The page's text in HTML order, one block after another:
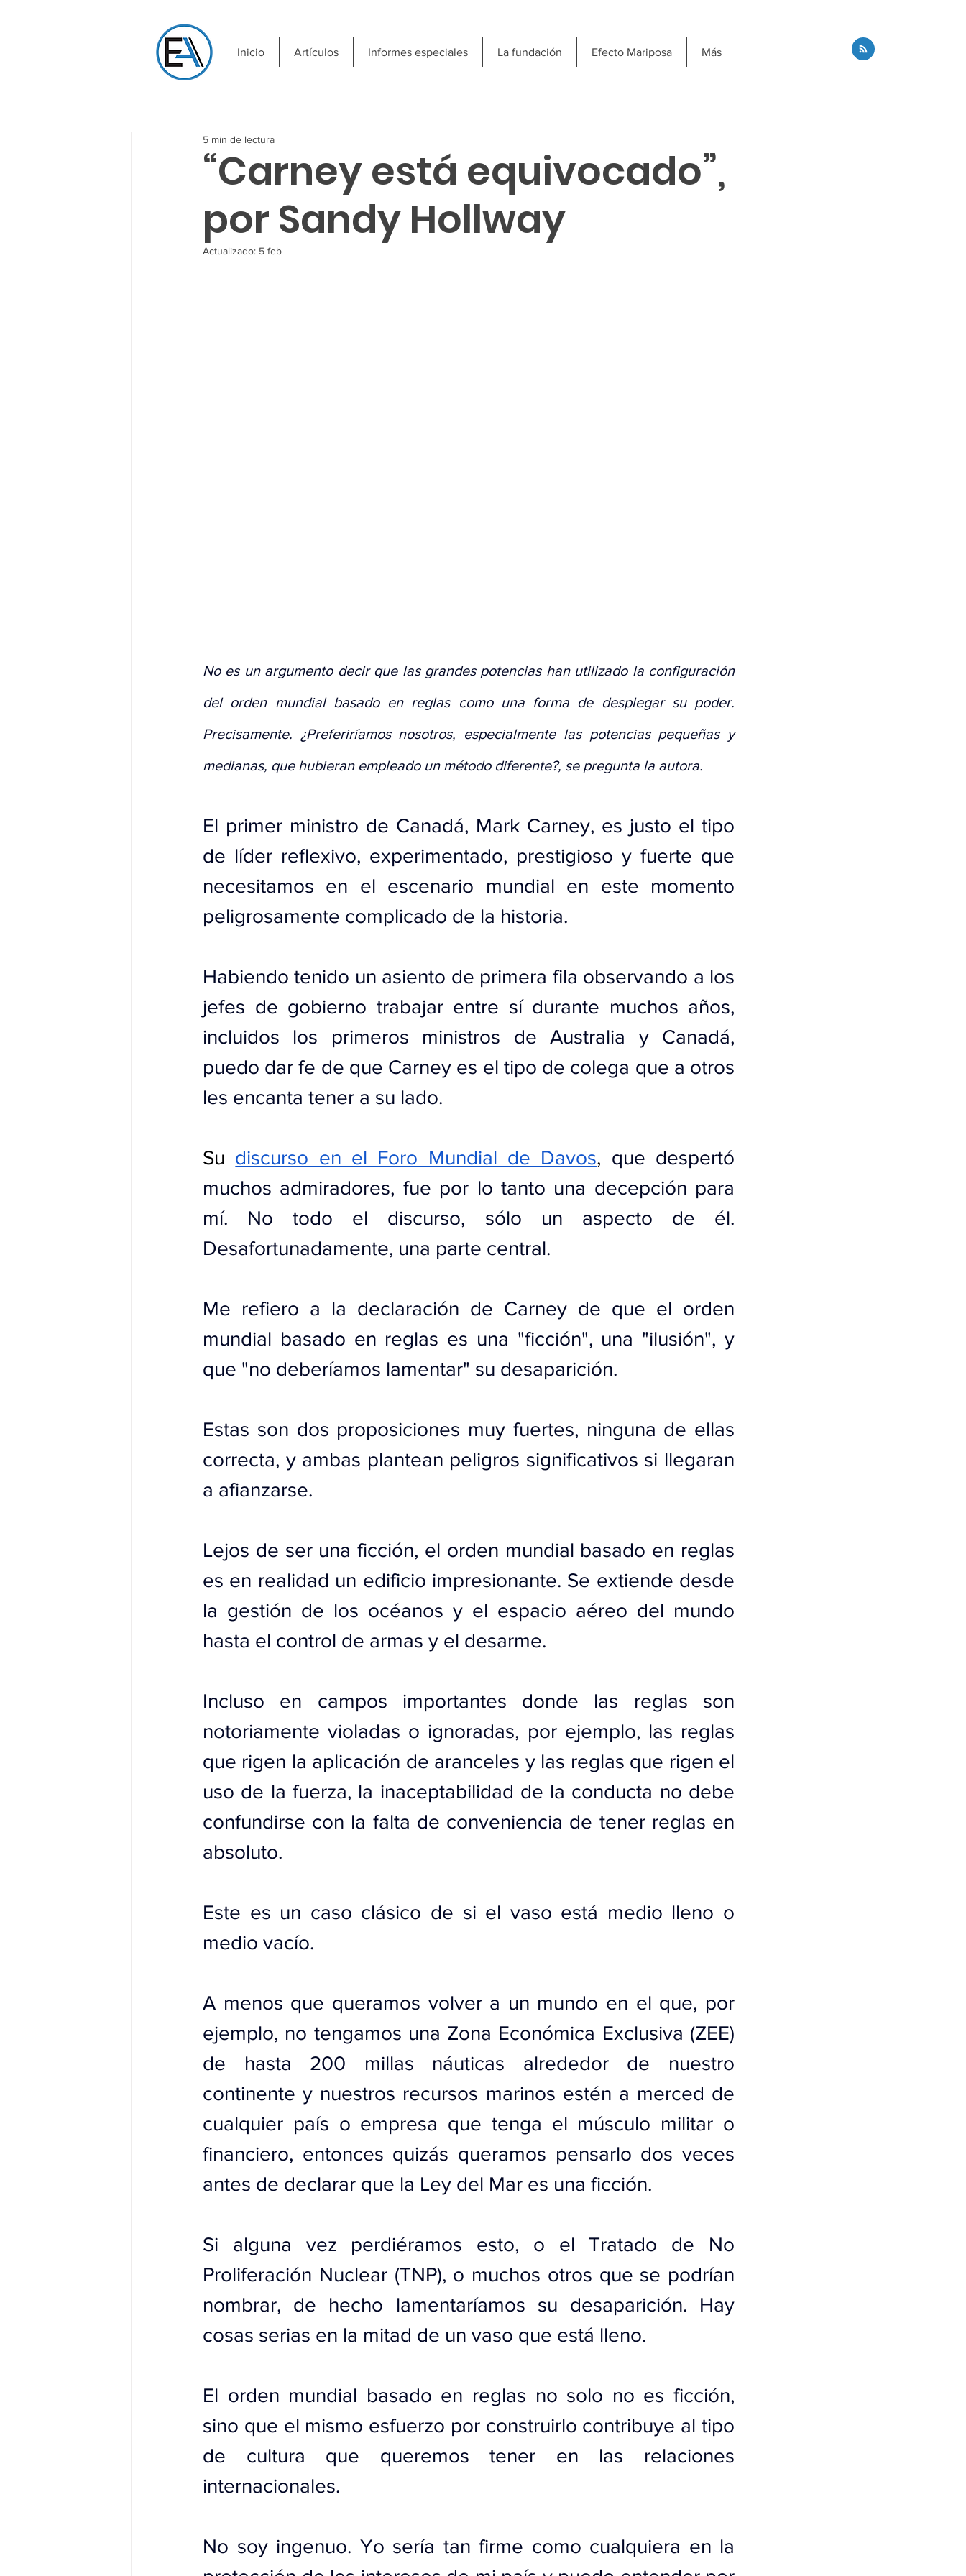
Inicio Artículos Informes especiales La fundación Efecto Mariposa Más
“Carney está equivocado”,
por Sandy Hollway
5 min de lectura
Actualizado: 5 feb
No es un argumento decir que las grandes potencias han utilizado la configuración
del orden mundial basado en reglas como una forma de desplegar su poder.
Precisamente. ¿Preferiríamos nosotros, especialmente las potencias pequeñas y
medianas, que hubieran empleado un método diferente?, se pregunta la autora.
El primer ministro de Canadá, Mark Carney, es justo el tipo
de líder reflexivo, experimentado, prestigioso y fuerte que
necesitamos en el escenario mundial en este momento
peligrosamente complicado de la historia.
Habiendo tenido un asiento de primera fila observando a los
jefes de gobierno trabajar entre sí durante muchos años,
incluidos los primeros ministros de Australia y Canadá,
puedo dar fe de que Carney es el tipo de colega que a otros
les encanta tener a su lado.
Su discurso en el Foro Mundial de Davos, que despertó
muchos admiradores, fue por lo tanto una decepción para
mí. No todo el discurso, sólo un aspecto de él.
Desafortunadamente, una parte central.
Me refiero a la declaración de Carney de que el orden
mundial basado en reglas es una "ficción", una "ilusión", y
que "no deberíamos lamentar" su desaparición.
Estas son dos proposiciones muy fuertes, ninguna de ellas
correcta, y ambas plantean peligros significativos si llegaran
a afianzarse.
Lejos de ser una ficción, el orden mundial basado en reglas
es en realidad un edificio impresionante. Se extiende desde
la gestión de los océanos y el espacio aéreo del mundo
hasta el control de armas y el desarme.
Incluso en campos importantes donde las reglas son
notoriamente violadas o ignoradas, por ejemplo, las reglas
que rigen la aplicación de aranceles y las reglas que rigen el
uso de la fuerza, la inaceptabilidad de la conducta no debe
confundirse con la falta de conveniencia de tener reglas en
absoluto.
Este es un caso clásico de si el vaso está medio lleno o
medio vacío.
A menos que queramos volver a un mundo en el que, por
ejemplo, no tengamos una Zona Económica Exclusiva (ZEE)
de hasta 200 millas náuticas alrededor de nuestro
continente y nuestros recursos marinos estén a merced de
cualquier país o empresa que tenga el músculo militar o
financiero, entonces quizás queramos pensarlo dos veces
antes de declarar que la Ley del Mar es una ficción.
Si alguna vez perdiéramos esto, o el Tratado de No
Proliferación Nuclear (TNP), o muchos otros que se podrían
nombrar, de hecho lamentaríamos su desaparición. Hay
cosas serias en la mitad de un vaso que está lleno.
El orden mundial basado en reglas no solo no es ficción,
sino que el mismo esfuerzo por construirlo contribuye al tipo
de cultura que queremos tener en las relaciones
internacionales.
No soy ingenuo. Yo sería tan firme como cualquiera en la